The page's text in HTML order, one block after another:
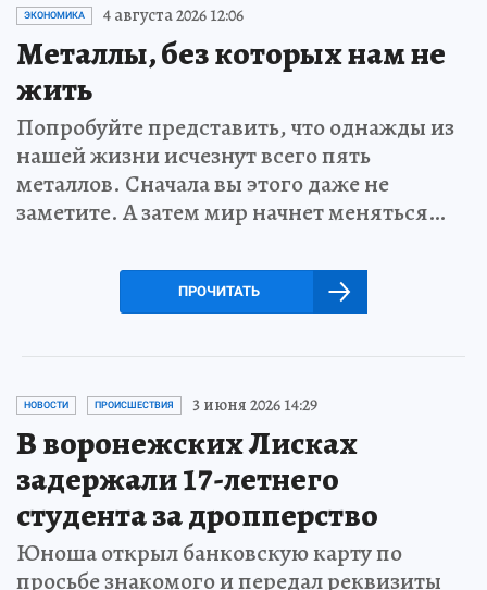
ЭКОНОМИКА 4 августа 2026 12:06
Металлы, без которых нам не
жить
Попробуйте представить, что однажды из
нашей жизни исчезнут всего пять
металлов. Сначала вы этого даже не
заметите. А затем мир начнет меняться…
ПРОЧИТАТЬ
НОВОСТИ ПРОИСШЕСТВИЯ 3 июня 2026 14:29
В воронежских Лисках
задержали 17-летнего
студента за дропперство
Юноша открыл банковскую карту по
просьбе знакомого и передал реквизиты